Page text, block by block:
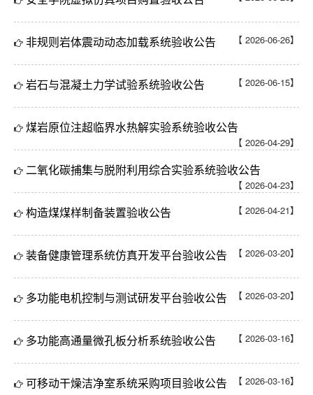
非规则岩体震动动态加载系统验收公告 【 2026-06-26】
岩石与混凝土力学试验系统验收公告 【 2026-06-15】
煤岩原位注超临界水热解实验系统验收公告
【 2026-04-29】
二氧化碳捕集与脱附利用综合实验系统验收公告
【 2026-04-23】
构造煤煤样制备装置验收公告 【 2026-04-21】
装备健康管理系统仿真开发平台验收公告 【 2026-03-20】
多功能电机控制与测试研发平台验收公告 【 2026-03-20】
多功能高通量微孔板分析系统验收公告 【 2026-03-16】
可移动干燥洁净室系统采购项目验收公告 【 2026-03-16】